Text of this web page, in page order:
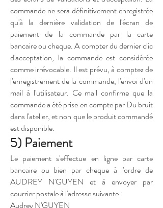
commande ne sera définitivement enregistrée
qu'à la dernière validation de l'écran de
paiement de la commande par la carte
bancaire ou cheque. A compter du dernier clic
d'acceptation, la commande est considérée
comme irrévocable. Il est prévu, à comptez de
l'enregistrement de la commande, l'envoi d'un
mail à l'utilisateur. Ce mail confirme que la
commande a été prise en compte par Du bruit
dans l'atelier, et non que le produit commandé
est disponible.
5) Paiement
Le paiement s'effectue en ligne par carte
bancaire ou bien par cheque à l'ordre de
AUDREY N'GUYEN et à envoyer par
courrier postale à l'adresse suivante :
Audrey N'GUYEN